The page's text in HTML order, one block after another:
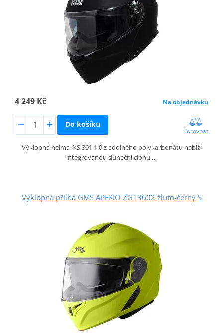
4 249 Kč Na objednávku
Do košíku
Porovnat
Výklopná helma iXS 301 1.0 z odolného polykarbonátu nabízí
integrovanou sluneční clonu,…
Výklopná přilba GMS APERIO ZG13602 žluto-černý S